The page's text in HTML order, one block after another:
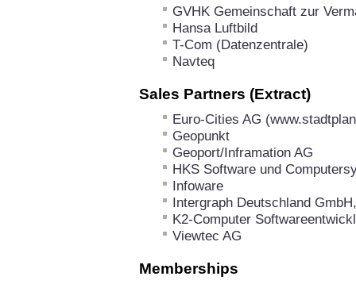
GVHK Gemeinschaft zur
Hansa Luftbild
T-Com (Datenzentrale)
Navteq
Sales Partners (Extract)
Euro-Cities AG
Geopunkt
Geoport/Inframation AG
HKS Software und
Infoware
Intergraph Deutschland
K2-Computer
Viewtec AG
Memberships